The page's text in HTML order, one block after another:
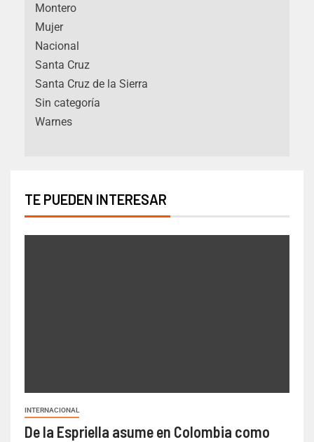
Montero
Mujer
Nacional
Santa Cruz
Santa Cruz de la Sierra
Sin categoría
Warnes
TE PUEDEN INTERESAR
INTERNACIONAL
De la Espriella asume en Colombia como